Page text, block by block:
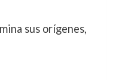
sus orígenes,